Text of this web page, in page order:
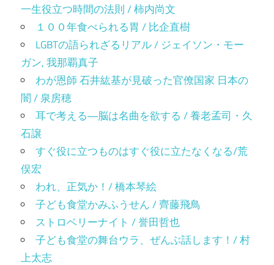
一生役立つ時間の法則 / 柿内尚文
１００年食べられる胃 / 比企直樹
LGBTの語られざるリアル / ジェイソン・モー
ガン, 我那覇真子
わが恩師 石井紘基が見破った官僚国家 日本の
闇 / 泉房穂
耳で考える―脳は名曲を欲する / 養老孟司・久
石譲
すぐ役に立つものはすぐ役に立たなくなる/荒
俣宏
われ、正気か！/ 橋本琴絵
子ども食堂かみふうせん / 齊藤飛鳥
ストロベリーナイト / 誉田哲也
子ども食堂の舞台ウラ、ぜんぶ話します！/ 村
上太志